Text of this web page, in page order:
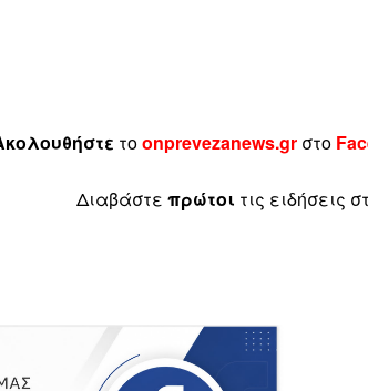
τοonprevezanews.grστο
Διαβάστε πρώτοι τις ειδήσεις